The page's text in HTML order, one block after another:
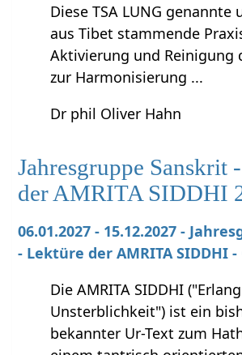
Diese TSA LUNG
aus Tibet stammende
Aktivierung und Reinigung
zur Harmonisierung ...
Dr phil Oliver Hahn
Jahresgruppe Sanskrit
der AMRITA SIDDHI
06.01.2027 - 15.12.2027 -
- Lektüre der AMRITA SIDDHI
Die AMRITA SIDDHI
Unsterblichkeit") ist ein
bekannter Ur-Text zum